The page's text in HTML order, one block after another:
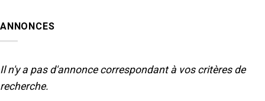
ANNONCES
Il n'y a pas d'annonce correspondant à vos critères de
recherche.